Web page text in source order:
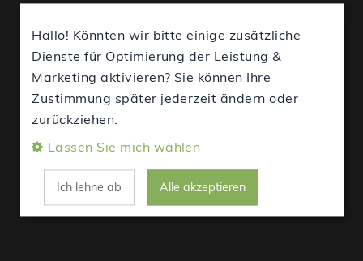
Hallo! Könnten wir bitte einige zusätzliche
Dienste für Optimierung der Leistung &
Marketing aktivieren? Sie können Ihre
Zustimmung später jederzeit ändern oder
zurückziehen.
Lassen Sie mich wählen
Ich lehne ab Alle akzeptieren